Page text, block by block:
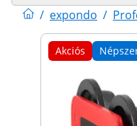
/ expondo /
Akciós